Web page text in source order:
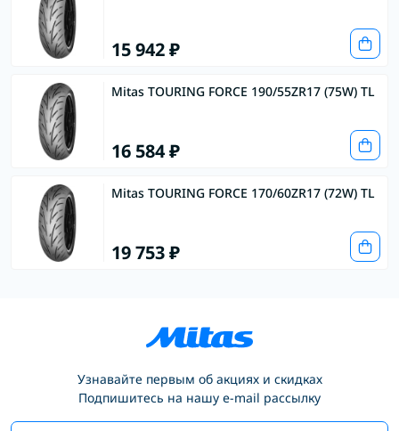
15 942 ₽
Mitas TOURING FORCE 190/55ZR17 (75W) TL
16 584 ₽
Mitas TOURING FORCE 170/60ZR17 (72W) TL
19 753 ₽
Узнавайте первым об акциях и скидках
Подпишитесь на нашу e-mail рассылку